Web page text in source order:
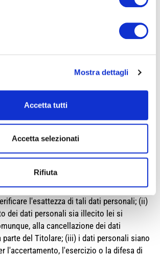
Mostra dettagli
Accetta tutti
Accetta selezionati
Rifiuta
per le finalità per le quali sono stati
dati personali, qualora essi siano trattati
consenso; (iii) lei si sia opposto al
dati personali che la riguardano nel caso
(iv) il trattamento dei dati personali non sia
legge. Tuttavia, la conservazione dei suoi
da parte del Titolare è lecita qualora sia
o per accertare, esercitare o difendere un
giudiziaria (c.d. diritto di cancellazione
i dati personali che la riguardano siano
(i) lei contesti l'esattezza dei dati
il periodo necessario a consentire al
l'esattezza di tali dati personali; (ii)
dei dati personali sia illecito lei si
alla cancellazione dei dati
parte del Titolare; (iii) i dati personali siano
l'accertamento, l'esercizio o la difesa di